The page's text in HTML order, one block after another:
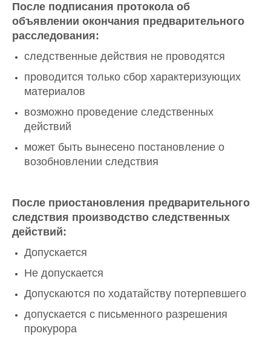
После подписания протокола об
объявлении окончания предварительного
расследования:
следственные действия не проводятся
проводится только сбор характеризующих
материалов
возможно проведение следственных
действий
может быть вынесено постановление о
возобновлении следствия
После приостановления предварительного
следствия производство следственных
действий:
Допускается
Не допускается
Допускаются по ходатайству потерпевшего
допускается с письменного разрешения
прокурора